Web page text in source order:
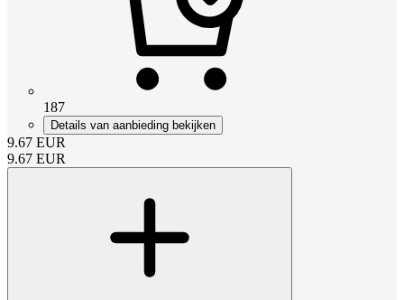
187
Details van aanbieding bekijken
9.67 EUR
9.67 EUR